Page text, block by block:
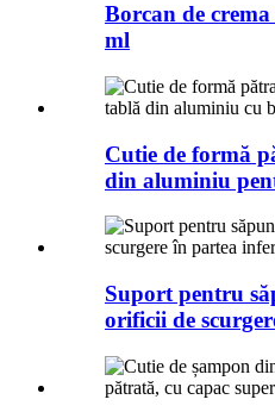
Borcan de
ml
Cutie de formă
din aluminiu
Suport pentru
orificii de